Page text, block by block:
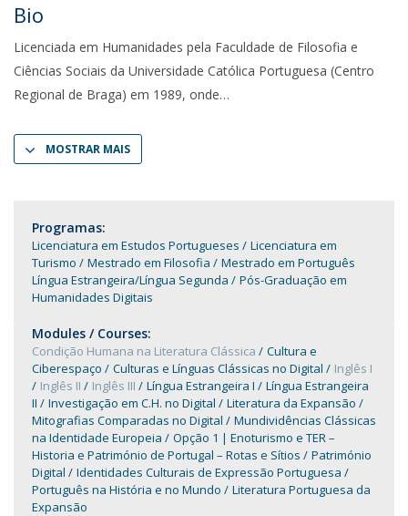
Bio
Licenciada em Humanidades pela Faculdade de Filosofia e
Ciências Sociais da Universidade Católica Portuguesa (Centro
Regional de Braga) em 1989, onde
MOSTRAR MAIS
Programas:
Licenciatura em Estudos Portugueses
Licenciatura em
Turismo
Mestrado em Filosofia
Mestrado em Português
Língua Estrangeira/Língua Segunda
Pós-Graduação em
Humanidades Digitais
Modules / Courses:
Condição Humana na Literatura Clássica
Cultura e
Ciberespaço
Culturas e Línguas Clássicas no Digital
Inglês I
Inglês II
Inglês III Língua Estrangeira I
Língua Estrangeira
II
Investigação em C.H. no Digital
Literatura da Expansão
Mitografias Comparadas no Digital
Mundividências Clássicas
na Identidade Europeia
Opção 1 | Enoturismo e TER –
Historia e Património de Portugal – Rotas e Sítios
Património
Digital
Identidades Culturais de Expressão Portuguesa
Português na História e no Mundo
Literatura Portuguesa da
Expansão